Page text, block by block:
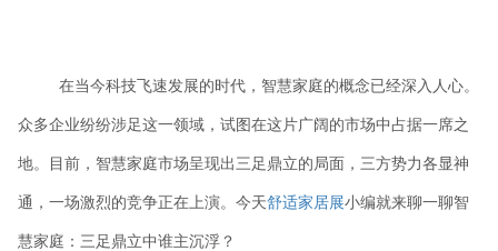
在当今科技飞速发展的时代，智慧家庭的概念已经深入人心。
众多企业纷纷涉足这一领域，试图在这片广阔的市场中占据一席之
地。目前，智慧家庭市场呈现出三足鼎立的局面，三方势力各显神
通，一场激烈的竞争正在上演。今天舒适家居展小编就来聊一聊智
慧家庭：三足鼎立中谁主沉浮？